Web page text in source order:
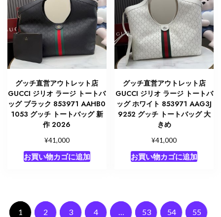
グッチ直営アウトレット店
GUCCI ジリオ ラージ トートバ
ッグ ブラック 853971 AAHB0
1053 グッチ トートバッグ 新
作 2026
¥41,000
お買い物カゴに追加
グッチ直営アウトレット店
GUCCI ジリオ ラージ トートバ
ッグ ホワイト 853971 AAG3J
9252 グッチ トートバッグ 大
きめ
¥41,000
お買い物カゴに追加
1 2 3 4 … 53 54 55